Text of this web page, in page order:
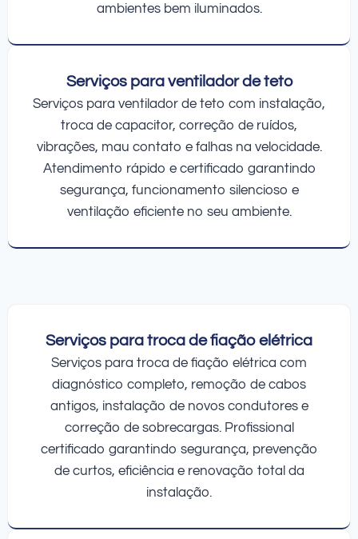
ambientes bem iluminados.
Serviços para ventilador de teto
Serviços para ventilador de teto com instalação,
troca de capacitor, correção de ruídos,
vibrações, mau contato e falhas na velocidade.
Atendimento rápido e certificado garantindo
segurança, funcionamento silencioso e
ventilação eficiente no seu ambiente.
Serviços para troca de fiação elétrica
Serviços para troca de fiação elétrica com
diagnóstico completo, remoção de cabos
antigos, instalação de novos condutores e
correção de sobrecargas. Profissional
certificado garantindo segurança, prevenção
de curtos, eficiência e renovação total da
instalação.